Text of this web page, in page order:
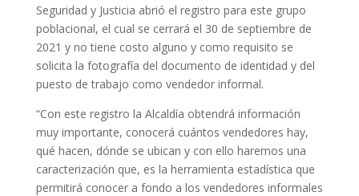
Seguridad y Justicia abrió el registro para este grupo
poblacional, el cual se cerrará el 30 de septiembre de
2021 y no tiene costo alguno y como requisito se
solicita la fotografía del documento de identidad y del
puesto de trabajo como vendedor informal.
“Con este registro la Alcaldía obtendrá información
muy importante, conocerá cuántos vendedores hay,
qué hacen, dónde se ubican y con ello haremos una
caracterización que, es la herramienta estadística que
permitirá conocer a fondo a los vendedores informales